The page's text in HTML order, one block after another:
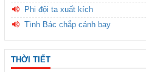
Phi đội ta xuất kích
Tình Bác chắp cánh bay
THỜI TIẾT